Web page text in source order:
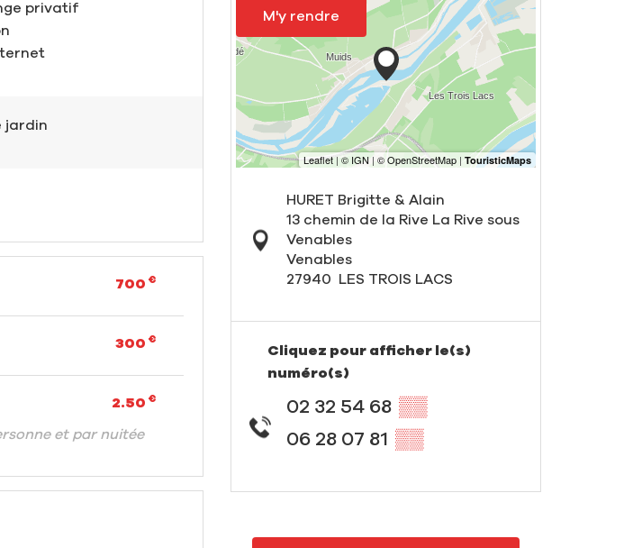
privatif
jardin
700 €
300 €
2.50 €
et par nuitée
M'y rendre
HURET Brigitte & Alain
13 chemin de la Rive La Rive sous
Venables
Venables
27940
LES TROIS LACS
Cliquez pour afficher le(s)
numéro(s)
02 32 54 68 ▒▒
06 28 07 81 ▒▒